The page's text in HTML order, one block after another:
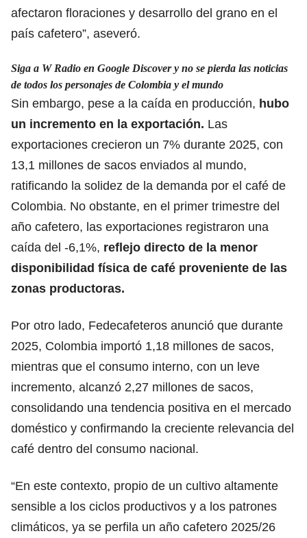
afectaron floraciones y desarrollo del grano en el
país cafetero”, aseveró.
Siga a W Radio en Google Discover y no se pierda las noticias
de todos los personajes de Colombia y el mundo
Sin embargo, pese a la caída en producción, hubo
un incremento en la exportación. Las
exportaciones crecieron un 7% durante 2025, con
13,1 millones de sacos enviados al mundo,
ratificando la solidez de la demanda por el café de
Colombia. No obstante, en el primer trimestre del
año cafetero, las exportaciones registraron una
caída del -6,1%, reflejo directo de la menor
disponibilidad física de café proveniente de las
zonas productoras.
Por otro lado, Fedecafeteros anunció que durante
2025, Colombia importó 1,18 millones de sacos,
mientras que el consumo interno, con un leve
incremento, alcanzó 2,27 millones de sacos,
consolidando una tendencia positiva en el mercado
doméstico y confirmando la creciente relevancia del
café dentro del consumo nacional.
“En este contexto, propio de un cultivo altamente
sensible a los ciclos productivos y a los patrones
climáticos, ya se perfila un año cafetero 2025/26